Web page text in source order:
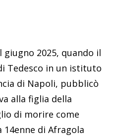
giugno 2025, quando il
Tedesco in un istituto
di Napoli, pubblicò
alla figlia della
di morire come
di Afragola